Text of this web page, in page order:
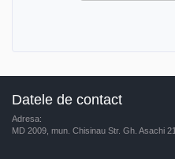
Datele de contact
Adresa:
MD 2009, mun. Chisinau Str. Gh. Asachi 21